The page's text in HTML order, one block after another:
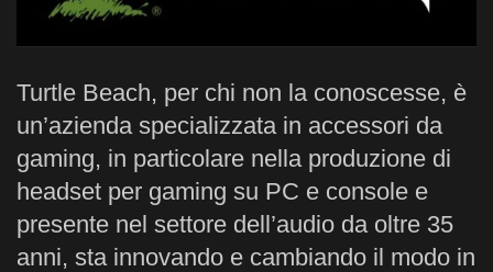
Turtle Beach, per chi non la conoscesse, è
un’azienda specializzata in accessori da
gaming, in particolare nella produzione di
headset per gaming su PC e console e
presente nel settore dell’audio da oltre 35
anni, sta innovando e cambiando il modo in